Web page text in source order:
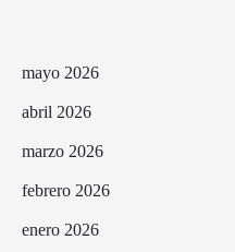
mayo 2026
abril 2026
marzo 2026
febrero 2026
enero 2026